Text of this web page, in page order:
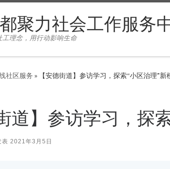
聚力社会工作服务
工理念，用行动影响生命
社区服务 » 【安德街道】参访学习，探索“小区治理”新
道】参访学习，探
表 2021年3月5日